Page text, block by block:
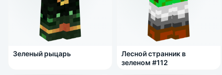
Зеленый рыцарь
Лесной странник в
зеленом #112